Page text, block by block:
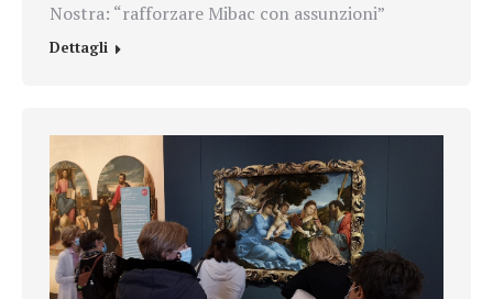
Nostra: “rafforzare Mibac con assunzioni”
Dettagli